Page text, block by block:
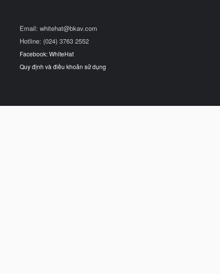
Email: whitehat@bkav.com
Hotline: (024) 3763 2552
Facebook: WhiteHat
Quy định và điều khoản sử dụng